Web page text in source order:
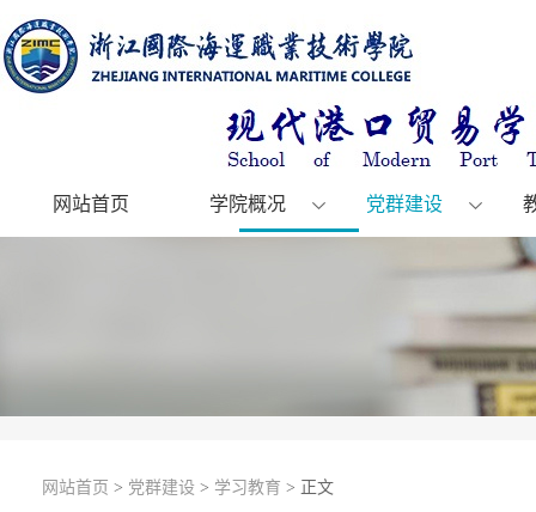
网站首页 学院概况 党群建设
网站首页 > 党群建设 > 学习教育 > 正文